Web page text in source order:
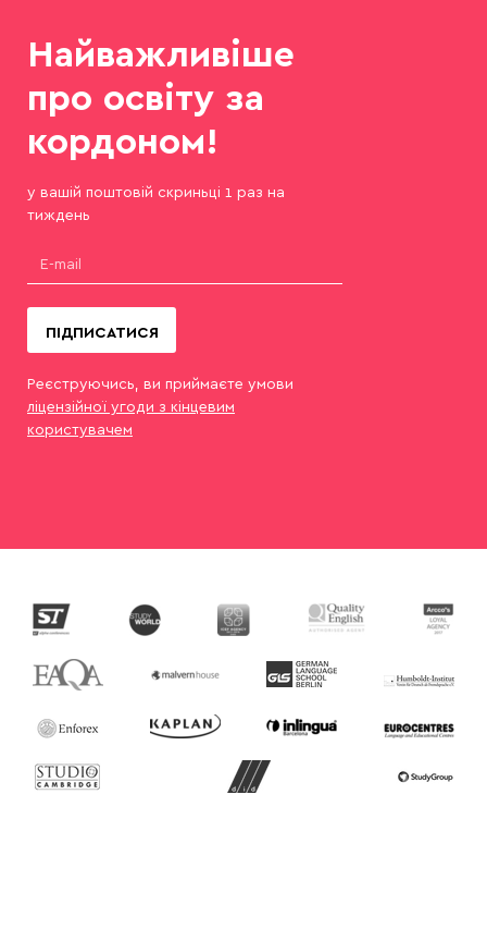
Найважливіше
про освіту за
кордоном!
у вашій поштовій скриньці 1 раз на
тиждень
ПІДПИСАТИСЯ
Реєструючись, ви приймаєте умови
ліцензійної угоди з кінцевим
користувачем